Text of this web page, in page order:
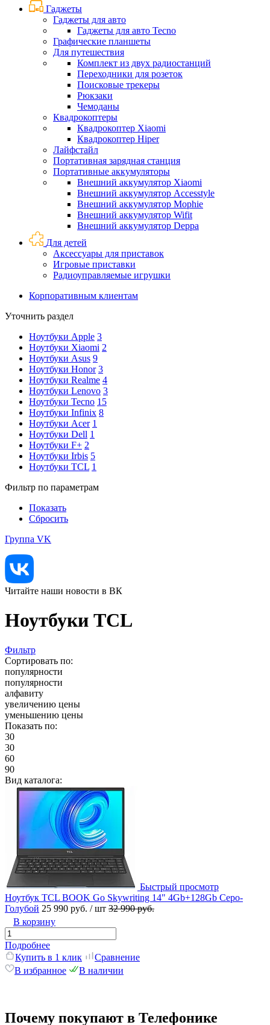
Гаджеты
Гаджеты для авто
Гаджеты для авто Tecno
Графические планшеты
Для путешествия
Комплект из двух радиостанций
Переходники для розеток
Поисковые трекеры
Рюкзаки
Чемоданы
Квадрокоптеры
Квадрокоптер Xiaomi
Квадрокоптер Hiper
Лайфстайл
Портативная зарядная станция
Портативные аккумуляторы
Внешний аккумулятор Xiaomi
Внешний аккумулятор Accesstyle
Внешний аккумулятор Mophie
Внешний аккумулятор Wifit
Внешний аккумулятор Deppa
Для детей
Аксессуары для приставок
Игровые приставки
Радиоуправляемые игрушки
Корпоративным клиентам
Уточнить раздел
Ноутбуки Apple 3
Ноутбуки Xiaomi 2
Ноутбуки Asus 9
Ноутбуки Honor 3
Ноутбуки Realme 4
Ноутбуки Lenovo 3
Ноутбуки Tecno 15
Ноутбуки Infinix 8
Ноутбуки Acer 1
Ноутбуки Dell 1
Ноутбуки F+ 2
Ноутбуки Irbis 5
Ноутбуки TCL 1
Фильтр по параметрам
Показать
Сбросить
Группа VK
Читайте наши новости в ВК
Ноутбуки TCL
Фильтр
Сортировать по:
популярности
популярности
алфавиту
увеличению цены
уменьшению цены
Показать по:
30
30
60
90
Вид каталога:
Быстрый просмотр
Ноутбук TCL BOOK Go Skywriting 14" 4Gb+128Gb Серо-
Голубой 25 990 руб. / шт 32 990 руб.
В корзину
Подробнее
Купить в 1 клик
Сравнение
В избранное
В наличии
Почему покупают в Телефонике